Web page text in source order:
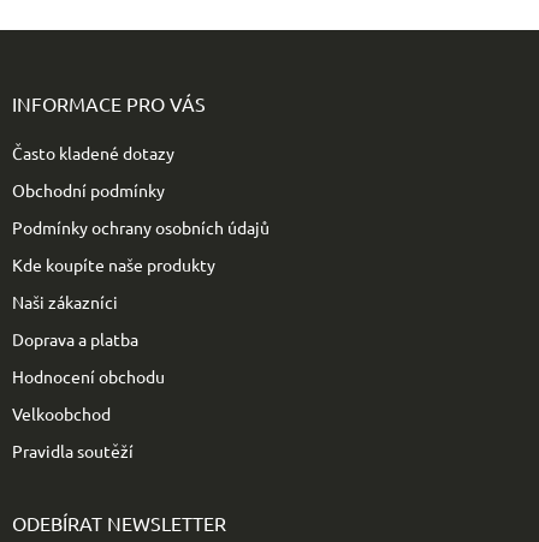
INFORMACE PRO VÁS
Často kladené dotazy
Obchodní podmínky
Podmínky ochrany osobních údajů
Kde koupíte naše produkty
Naši zákazníci
Doprava a platba
Hodnocení obchodu
Velkoobchod
Pravidla soutěží
ODEBÍRAT NEWSLETTER